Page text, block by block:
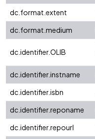
dc.format.extent
dc.format.medium
dc.identifier.OLIB
dc.identifier.instname
dc.identifier.isbn
dc.identifier.reponame
dc.identifier.repourl